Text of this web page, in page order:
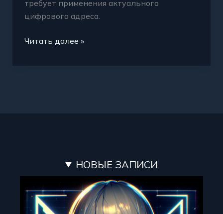
требует применения актуального
цифрового адреса.
Читать далее »
НОВЫЕ ЗАПИСИ